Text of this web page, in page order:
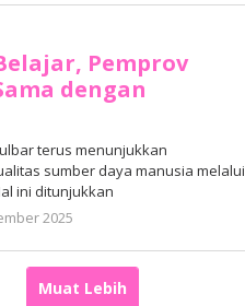
Junaedi
Pemprov
dengan
terus menunjukkan
sumber daya manusia melalui
ini ditunjukkan
2025
Junaedi
Sholat
Muat Lebih